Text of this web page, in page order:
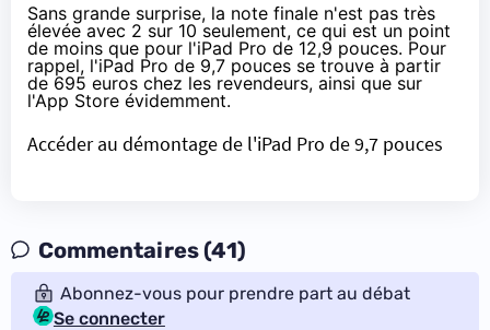
Sans grande surprise, la note finale n'est pas très
élevée avec 2 sur 10 seulement, ce qui est un point
de moins que pour l'iPad Pro de 12,9 pouces. Pour
rappel, l'iPad Pro de 9,7 pouces se trouve à partir
de 695 euros chez les revendeurs, ainsi que sur
l'App Store évidemment.
Accéder au démontage de l'iPad Pro de 9,7 pouces
Commentaires (41)
Abonnez-vous pour prendre part au débat
Se connecter